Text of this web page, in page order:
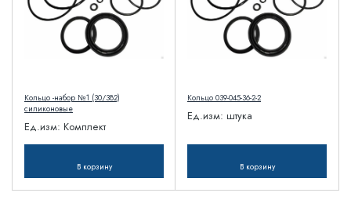
Кольцо -набор №1 (30/382)
силиконовые
Ед.изм: Комплект
В корзину
Кольцо 039-045-36-2-2
Ед.изм: штука
В корзину